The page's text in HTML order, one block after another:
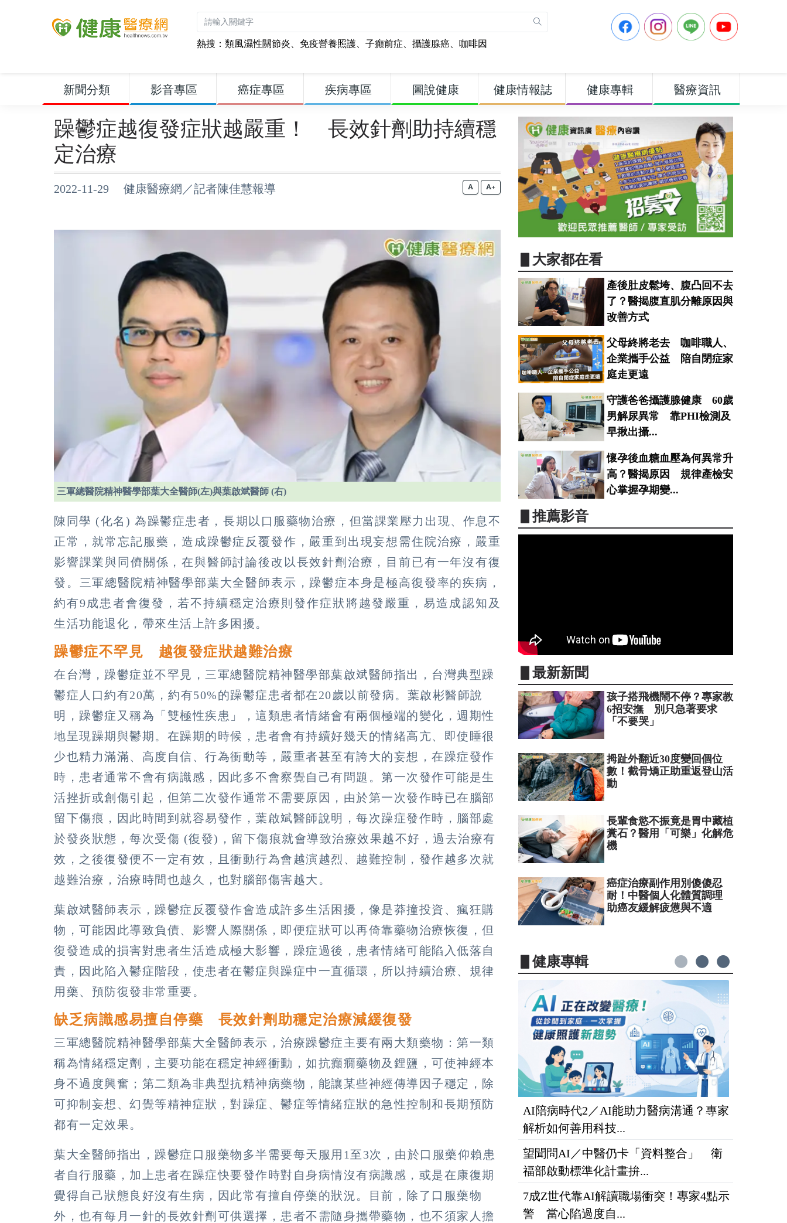
熱搜： 類風濕性關節炎、 免疫營養照護、 子癲前症、 攝護腺癌、 咖啡因
新聞分類 影音專區 癌症專區 疾病專區 圖說健康 健康情報誌 健康專輯 醫療資訊
躁鬱症越復發症狀越嚴重！ 長效針劑助持續穩
定治療
2022-11-29 健康醫療網／記者陳佳慧報導 +
三軍總醫院精神醫學部葉大全醫師(左)與葉啟斌醫師 (右)
陳同學 (化名) 為躁鬱症患者，長期以口服藥物治療，但當課業壓力出現、作息不
正常，就常忘記服藥，造成躁鬱症反覆發作，嚴重到出現妄想需住院治療，嚴重
影響課業與同儕關係，在與醫師討論後改以長效針劑治療，目前已有一年沒有復
發。三軍總醫院精神醫學部葉大全醫師表示，躁鬱症本身是極高復發率的疾病，
約有9成患者會復發，若不持續穩定治療則發作症狀將越發嚴重，易造成認知及
生活功能退化，帶來生活上許多困擾。
躁鬱症不罕見 越復發症狀越難治療
在台灣，躁鬱症並不罕見，三軍總醫院精神醫學部葉啟斌醫師指出，台灣典型躁
鬱症人口約有20萬，約有50%的躁鬱症患者都在20歲以前發病。葉啟彬醫師說
明，躁鬱症又稱為「雙極性疾患」，這類患者情緒會有兩個極端的變化，週期性
地呈現躁期與鬱期。在躁期的時候，患者會有持續好幾天的情緒高亢、即使睡很
少也精力滿滿、高度自信、行為衝動等，嚴重者甚至有誇大的妄想，在躁症發作
時，患者通常不會有病識感，因此多不會察覺自己有問題。第一次發作可能是生
活挫折或創傷引起，但第二次發作通常不需要原因，由於第一次發作時已在腦部
留下傷痕，因此時間到就容易發作，葉啟斌醫師說明，每次躁症發作時，腦部處
於發炎狀態，每次受傷 (復發)，留下傷痕就會導致治療效果越不好，過去治療有
效，之後復發便不一定有效，且衝動行為會越演越烈、越難控制，發作越多次就
越難治療，治療時間也越久，也對腦部傷害越大。
葉啟斌醫師表示，躁鬱症反覆發作會造成許多生活困擾，像是莽撞投資、瘋狂購
物，可能因此導致負債、影響人際關係，即便症狀可以再倚靠藥物治療恢復，但
復發造成的損害對患者生活造成極大影響，躁症過後，患者情緒可能陷入低落自
責，因此陷入鬱症階段，使患者在鬱症與躁症中一直循環，所以持續治療、規律
用藥、預防復發非常重要。
缺乏病識感易擅自停藥 長效針劑助穩定治療減緩復發
三軍總醫院精神醫學部葉大全醫師表示，治療躁鬱症主要有兩大類藥物：第一類
稱為情緒穩定劑，主要功能在穩定神經衝動，如抗癲癇藥物及鋰鹽，可使神經本
身不過度興奮；第二類為非典型抗精神病藥物，能讓某些神經傳導因子穩定，除
可抑制妄想、幻覺等精神症狀，對躁症、鬱症等情緒症狀的急性控制和長期預防
都有一定效果。
葉大全醫師指出，躁鬱症口服藥物多半需要每天服用1至3次，由於口服藥仰賴患
者自行服藥，加上患者在躁症快要發作時對自身病情沒有病識感，或是在康復期
覺得自己狀態良好沒有生病，因此常有擅自停藥的狀況。目前，除了口服藥物
外，也有每月一針的長效針劑可供選擇，患者不需隨身攜帶藥物，也不須家人擔
▋大家都在看
產後肚皮鬆垮、腹凸回不去
了？醫揭腹直肌分離原因與
改善方式
父母終將老去 咖啡職人、
企業攜手公益 陪自閉症家
庭走更遠
守護爸爸攝護腺健康 60歲
男解尿異常 靠PHI檢測及
早揪出攝...
懷孕後血糖血壓為何異常升
高？醫揭原因 規律產檢安
心掌握孕期變...
▋推薦影音
▋最新新聞
孩子搭飛機鬧不停？專家教
6招安撫 別只急著要求
「不要哭」
拇趾外翻近30度變回個位
數！截骨矯正助重返登山活
動
長輩食慾不振竟是胃中藏植
糞石？醫用「可樂」化解危
機
癌症治療副作用別傻傻忍
耐！中醫個人化體質調理
助癌友緩解疲憊與不適
▋健康專輯
AI陪病時代2／AI能助力醫病溝通？專家
解析如何善用科技...
望聞問AI／中醫仍卡「資料整合」 衛
福部啟動標準化計畫拚...
7成Z世代靠AI解讀職場衝突！專家4點示
警 當心陷過度自...